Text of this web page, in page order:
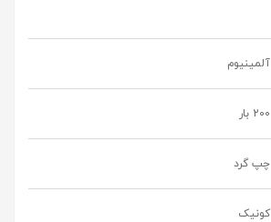
آلمینیوم
200 بار
چپ گرد
کونیک